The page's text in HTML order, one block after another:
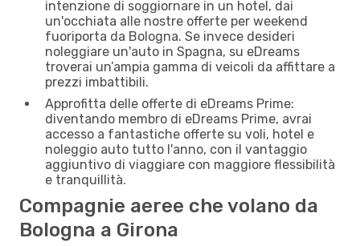
intenzione di soggiornare in un hotel, dai
un'occhiata alle nostre offerte per weekend
fuoriporta da Bologna. Se invece desideri
noleggiare un'auto in Spagna, su eDreams
troverai un’ampia gamma di veicoli da affittare a
prezzi imbattibili.
Approfitta delle offerte di eDreams Prime:
diventando membro di eDreams Prime, avrai
accesso a fantastiche offerte su voli, hotel e
noleggio auto tutto l'anno, con il vantaggio
aggiuntivo di viaggiare con maggiore flessibilità
e tranquillità.
Compagnie aeree che volano da
Bologna a Girona